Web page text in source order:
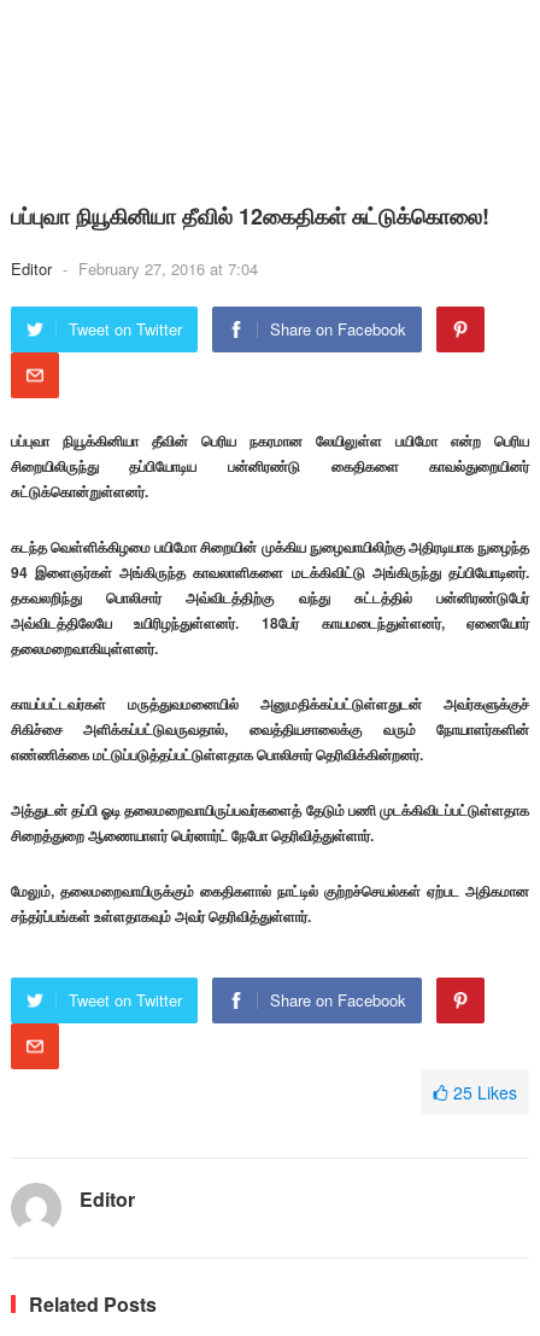
பப்புவா நியூகினியா தீவில் 12கைதிகள் சுட்டுக்கொலை!
Editor - February 27, 2016 at 7:04
Tweet on Twitter Share on Facebook
பப்புவா நியூக்கினியா தீவின் பெரிய நகரமான லேயிலுள்ள பயிமோ என்ற பெரிய
சிறையிலிருந்து தப்பியோடிய பன்னிரண்டு கைதிகளை காவல்துறையினர்
சுட்டுக்கொன்றுள்ளனர்.
கடந்த வெள்ளிக்கிழமை பயிமோ சிறையின் முக்கிய நுழைவாயிலிற்கு அதிரடியாக நுழைந்த
94 இளைஞர்கள் அங்கிருந்த காவலாளிகளை மடக்கிவிட்டு அங்கிருந்து தப்பியோடினர்.
தகவலறிந்து பொலிசார் அவ்விடத்திற்கு வந்து சுட்டத்தில் பன்னிரண்டுபேர்
அவ்விடத்திலேயே உயிரிழந்துள்ளனர். 18பேர் காயமடைந்துள்ளனர், ஏனையோர்
தலைமறைவாகியுள்ளனர்.
காயப்பட்டவர்கள் மருத்துவமனையில் அனுமதிக்கப்பட்டுள்ளதுடன் அவர்களுக்குச்
சிகிச்சை அளிக்கப்பட்டுவருவதால், வைத்தியசாலைக்கு வரும் நோயாளர்களின்
எண்ணிக்கை மட்டுப்படுத்தப்பட்டுள்ளதாக பொலிசார் தெரிவிக்கின்றனர்.
அத்துடன் தப்பி ஓடி தலைமறைவாயிருப்பவர்களைத் தேடும் பணி முடக்கிவிடப்பட்டுள்ளதாக
சிறைத்துறை ஆணையாளர் பெர்னார்ட் நேபோ தெரிவித்துள்ளார்.
மேலும், தலைமறைவாயிருக்கும் கைதிகளால் நாட்டில் குற்றச்செயல்கள் ஏற்பட அதிகமான
சந்தர்ப்பங்கள் உள்ளதாகவும் அவர் தெரிவித்துள்ளார்.
Tweet on Twitter Share on Facebook
25 Likes
Editor
Related Posts